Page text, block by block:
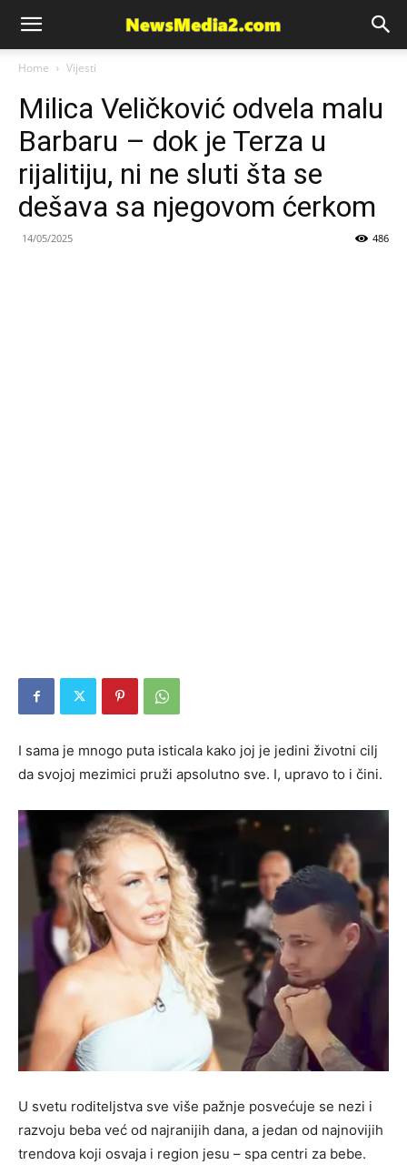
News
Media
Home Vijesti
Milica Veličković odvela malu
Barbaru – dok je Terza u
rijalitiju, ni ne sluti šta se
dešava sa njegovom ćerkom
14/05/2025 486
I sama je mnogo puta isticala kako joj je jedini životni cilj
da svojoj mezimici pruži apsolutno sve. I, upravo to i čini.
U svetu roditeljstva sve više pažnje posvećuje se nezi i
razvoju beba već od najranijih dana, a jedan od najnovijih
trendova koji osvaja i region jesu – spa centri za bebe.